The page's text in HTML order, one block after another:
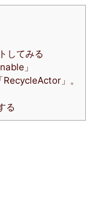
してみる
」
」。
る